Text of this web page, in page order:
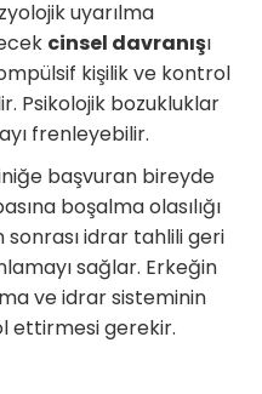
uyarılma
cinsel davranışı
kişilik ve kontrol
Psikolojik bozukluklar
frenleyebilir.
başvuran bireyde
boşalma olasılığı
sonrası idrar tahlili geri
sağlar. Erkeğin
ve idrar sisteminin
ettirmesi gerekir.